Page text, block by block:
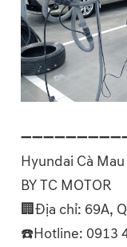
Hyundai Cà Mau
BY TC MOTOR
🏢Địa chỉ: 69A,
☎️Hotline: 0913